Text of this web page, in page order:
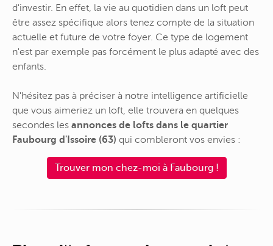
d'investir. En effet, la vie au quotidien dans un loft peut
être assez spécifique alors tenez compte de la situation
actuelle et future de votre foyer. Ce type de logement
n'est par exemple pas forcément le plus adapté avec des
enfants.
N'hésitez pas à préciser à notre intelligence artificielle
que vous aimeriez un loft, elle trouvera en quelques
secondes les annonces de lofts dans le quartier
Faubourg d'Issoire (63) qui combleront vos envies :
Trouver mon chez-moi à Faubourg !